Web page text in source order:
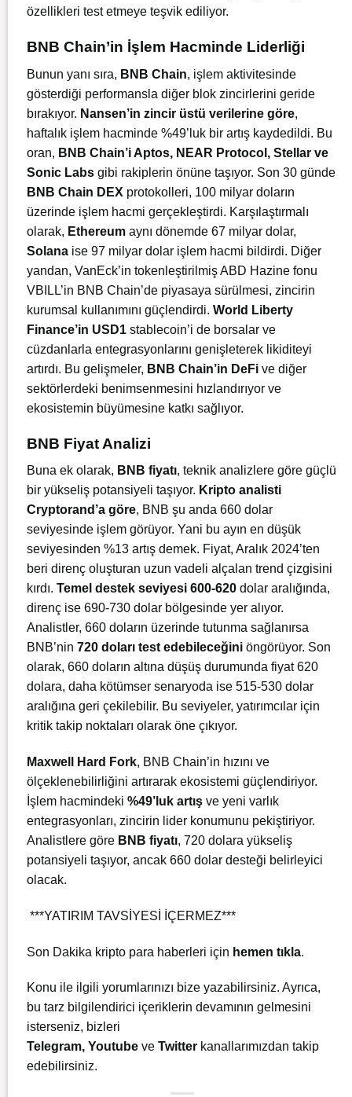
özellikleri test etmeye teşvik ediliyor.
BNB Chain’in İşlem Hacminde Liderliği
Bunun yanı sıra, BNB Chain, işlem aktivitesinde
gösterdiği performansla diğer blok zincirlerini geride
bırakıyor. Nansen’in zincir üstü verilerine göre,
haftalık işlem hacminde %49’luk bir artış kaydedildi. Bu
oran, BNB Chain’i Aptos, NEAR Protocol, Stellar ve
Sonic Labs gibi rakiplerin önüne taşıyor. Son 30 günde
BNB Chain DEX protokolleri, 100 milyar doların
üzerinde işlem hacmi gerçekleştirdi. Karşılaştırmalı
olarak, Ethereum aynı dönemde 67 milyar dolar,
Solana ise 97 milyar dolar işlem hacmi bildirdi. Diğer
yandan, VanEck’in tokenleştirilmiş ABD Hazine fonu
VBILL’in BNB Chain’de piyasaya sürülmesi, zincirin
kurumsal kullanımını güçlendirdi. World Liberty
Finance’in USD1 stablecoin’i de borsalar ve
cüzdanlarla entegrasyonlarını genişleterek likiditeyi
artırdı. Bu gelişmeler, BNB Chain’in DeFi ve diğer
sektörlerdeki benimsenmesini hızlandırıyor ve
ekosistemin büyümesine katkı sağlıyor.
BNB Fiyat Analizi
Buna ek olarak, BNB fiyatı, teknik analizlere göre güçlü
bir yükseliş potansiyeli taşıyor. Kripto analisti
Cryptorand’a göre, BNB şu anda 660 dolar
seviyesinde işlem görüyor. Yani bu ayın en düşük
seviyesinden %13 artış demek. Fiyat, Aralık 2024’ten
beri direnç oluşturan uzun vadeli alçalan trend çizgisini
kırdı. Temel destek seviyesi 600-620 dolar aralığında,
direnç ise 690-730 dolar bölgesinde yer alıyor.
Analistler, 660 doların üzerinde tutunma sağlanırsa
BNB’nin 720 doları test edebileceğini öngörüyor. Son
olarak, 660 doların altına düşüş durumunda fiyat 620
dolara, daha kötümser senaryoda ise 515-530 dolar
aralığına geri çekilebilir. Bu seviyeler, yatırımcılar için
kritik takip noktaları olarak öne çıkıyor.
Maxwell Hard Fork, BNB Chain’in hızını ve
ölçeklenebilirliğini artırarak ekosistemi güçlendiriyor.
İşlem hacmindeki %49’luk artış ve yeni varlık
entegrasyonları, zincirin lider konumunu pekiştiriyor.
Analistlere göre BNB fiyatı, 720 dolara yükseliş
potansiyeli taşıyor, ancak 660 dolar desteği belirleyici
olacak.
***YATIRIM TAVSİYESİ İÇERMEZ***
Son Dakika kripto para haberleri için hemen tıkla.
Konu ile ilgili yorumlarınızı bize yazabilirsiniz. Ayrıca,
bu tarz bilgilendirici içeriklerin devamının gelmesini
isterseniz, bizleri
Telegram, Youtube ve Twitter kanallarımızdan takip
edebilirsiniz.